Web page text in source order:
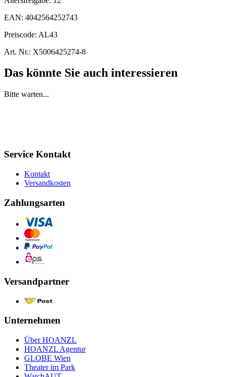
EAN: 4042564252743
Preiscode: AL43
Art. Nr.: X5006425274-8
Das könnte Sie auch interessieren
Bitte warten...
Service Kontakt
Kontakt
Versandkosten
Zahlungsarten
Versandpartner
Unternehmen
Über HOANZL
HOANZL Agentur
GLOBE Wien
Theater im Park